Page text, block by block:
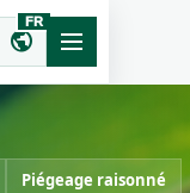
public
FR
Piégeage raisonné